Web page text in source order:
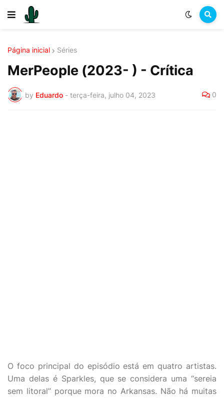
Página inicial Séries
MerPeople (2023- ) - Crítica
by Eduardo - terça-feira, julho 04, 2023 0
O foco principal do episódio está em quatro artistas.
Uma delas é Sparkles, que se considera uma “sereia
sem litoral” porque mora no Arkansas. Não há muitas